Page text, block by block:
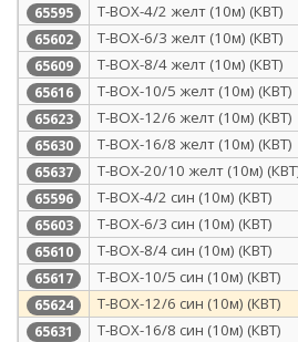
65595 Т-BOX-4/2 желт (10м) (КВТ)
65602 Т-BOX-6/3 желт (10м) (КВТ)
65609 Т-BOX-8/4 желт (10м) (КВТ)
65616 Т-BOX-10/5 желт (10м) (КВТ)
65623 Т-BOX-12/6 желт (10м) (КВТ)
65630 Т-BOX-16/8 желт (10м) (КВТ)
65637 Т-BOX-20/10 желт (10м)
65596 Т-BOX-4/2 син (10м) (КВТ)
65603 Т-BOX-6/3 син (10м) (КВТ)
65610 Т-BOX-8/4 син (10м) (КВТ)
65617 Т-BOX-10/5 син (10м) (КВТ)
65624 Т-BOX-12/6 син (10м) (КВТ)
65631 Т-BOX-16/8 син (10м) (КВТ)